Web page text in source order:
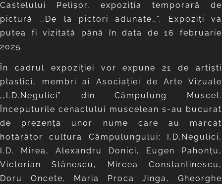
Castelului Pelișor, expoziția temporară de
pictură ,,De la pictori adunate…”. Expoziți va
putea fi vizitată până în data de 16 februarie
2025.
În cadrul expoziției vor expune 21 de artiști
plastici, membri ai Asociației de Arte Vizuale
,,I.D.Negulici” din Câmpulung Muscel.
Începuturile cenaclului muscelean s-au bucurat
de prezența unor nume care au marcat
hotărâtor cultura Câmpulungului: I.D.Negulici,
I.D. Mirea, Alexandru Donici, Eugen Pahonţu,
Victorian Stănescu, Mircea Constantinescu,
Doru Oncete, Maria Proca Jinga, Gheorghe